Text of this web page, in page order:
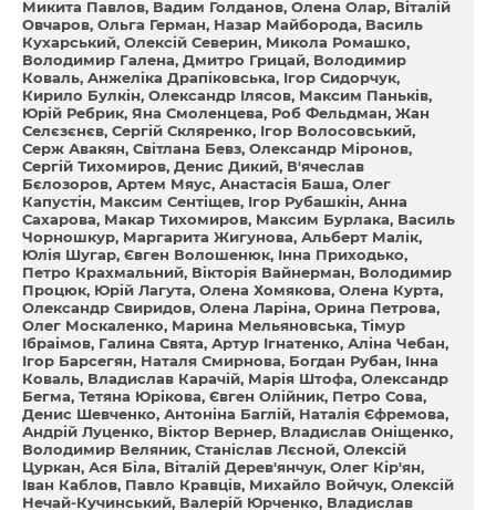
Микита Павлов Вадим Голданов Олена Олар Віталій
Овчаров Ольга Герман Назар Майборода Василь
Кухарський Олексій Северин Микола Ромашко
Володимир Галена Дмитро Грицай Володимир
Коваль Aнжелiка Драпiковська Ігор Сидорчук
Кирило Булкін Олександр Ілясов Максим Паньків
Юрій Ребрик Яна Смоленцева Роб Фельдман Жан
Селєзєнєв Сергій Скляренко Ігор Волосовський
Серж Авакян Світлана Бевз Олександр Міронов
Сергій Тихомиров Денис Дикий В'ячеслав
Бєлозоров Артем Мяус Анастасія Баша Олег
Капустін Максим Сентіщев Ігор Рубашкін Анна
Сахарова Макар Тихомиров Максим Бурлака Василь
Чорношкур Маргарита Жигунова Альберт Малік
Юлія Шугар Євген Волошенюк Інна Приходько
Петро Крахмальний Вікторія Вайнерман Володимир
Процюк Юрій Лагута Олена Хомякова Олена Курта
Олександр Свиридов Олена Ларіна Орина Петрова
Олег Москаленко Марина Мельяновська Тімур
Ібраімов Галина Свята Артур Ігнатенко Аліна Чебан
Ігор Барсегян Наталя Смирнова Богдан Рубан Інна
Коваль Владислав Карачій Марія Штофа Олександр
Бегма Тетяна Юрікова Євген Олійник Петро Сова
Денис Шевченко Антоніна Баглій Наталія Єфремова
Андрій Луценко Віктор Вернер Владислав Оніщенко
Володимир Веляник Станіслав Лєсной Олексій
Цуркан Ася Біла Віталій Дерев'янчук Олег Кір'ян
Іван Каблов Павло Кравців Михайло Войчук Олексій
Нечай-Кучинський Валерій Юрченко Владислав